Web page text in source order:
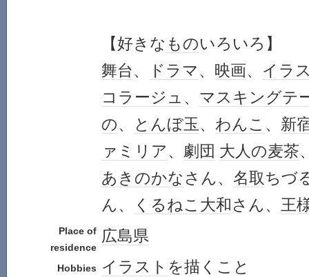
【好きな ものいろいろ】
舞台、 ドラマ、 映画、 イラ
コラージュ 、 マスキングテ
の、 とんぼ玉、 わんこ 、 新
ァミリア、 劇団 大人の麦茶
あきのかな さん、 名取ちづ
ん、
くるねこ大和さん、 王
Place of
residence
広島県
Hobbies イラスト を描くこと